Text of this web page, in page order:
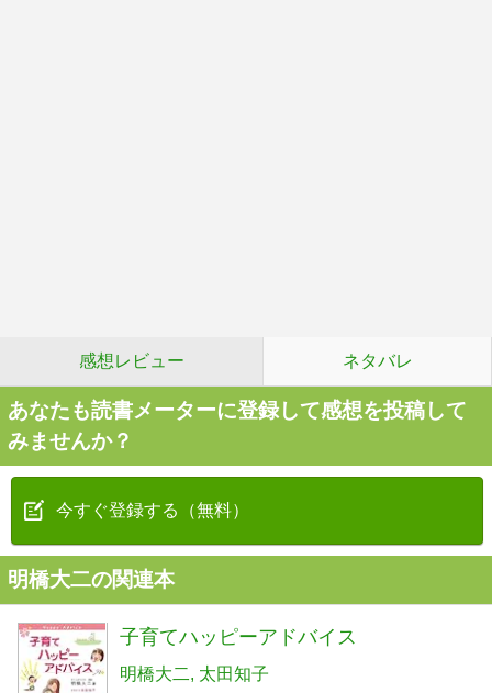
感想レビュー ネタバレ
あなたも読書メーターに登録して感想を投稿して
みませんか？
今すぐ登録する（無料）
明橋大二の関連本
子育てハッピーアドバイス
明橋大二 太田知子